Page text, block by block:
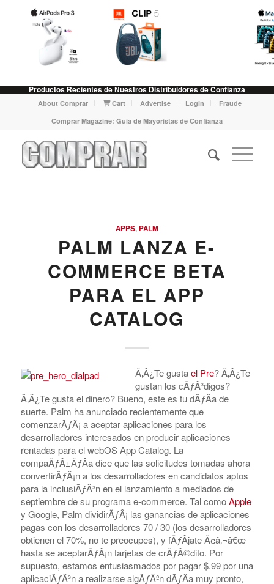
Productos Recientes de Nuestros Distribuidores de Confianza
About Comprar Cart Advertise Login
Fraude
Comprar Magazine: Guia de Mayoristas de Confianza
APPS,PALM
PALM LANZA E-
COMMERCE BETA
PARA EL APP
CATALOG
Ã‚Â¿Te gustael Pre? Ã‚Â¿Te
gustan los cÃƒÂ³digos?
Ã‚Â¿Te gusta el dinero? Bueno, este es tu dÃƒÂ­a de
suerte. Palm ha anunciado recientemente que
comenzarÃƒÂ¡ a aceptar aplicaciones para los
desarrolladores interesados en producir aplicaciones
rentadas para el webOS App Catalog. La
compaÃƒÂ±ÃƒÂ­a dice que las solicitudes tomadas ahora
convertirÃƒÂ¡n a los desarrolladores en candidatos aptos
para la inclusiÃƒÂ³n en el lanzamiento a mediados de
septiembre de su programa e-commerce. Tal comoApple
y Google, Palm dividirÃƒÂ¡ las ganancias de aplicaciones
pagas con los desarrolladores 70 / 30 (los desarrolladores
obtienen el 70%, no te preocupes), y fÃƒÂ­jate Ã¢â‚¬â€œ
hasta se aceptarÃƒÂ¡n tarjetas de crÃƒÂ©dito. Por
supuesto, estamos entusiasmados por pagar $.99 por una
aplicaciÃƒÂ³n a realizarse algÃƒÂºn dÃƒÂ­a muy pronto,